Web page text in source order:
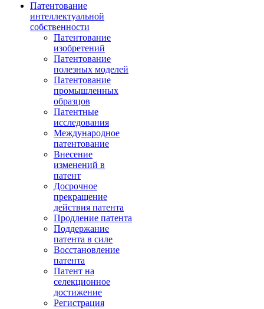
Патентование
интеллектуальной
собственности
Патентование
изобретений
Патентование
полезных моделей
Патентование
промышленных
образцов
Патентные
исследования
Международное
патентование
Внесение
изменений в
патент
Досрочное
прекращение
действия патента
Продление патента
Поддержание
патента в силе
Восстановление
патента
Патент на
селекционное
достижение
Регистрация